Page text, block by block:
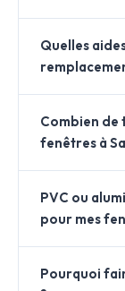
Quelles
Combien de
fenêtres à
PVC ou
pour mes
Pourquoi